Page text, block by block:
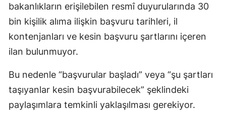
bakanlıkların erişilebilen resmî duyurularında 30
bin kişilik alıma ilişkin başvuru tarihleri, il
kontenjanları ve kesin başvuru şartlarını içeren
ilan bulunmuyor.
Bu nedenle “başvurular başladı” veya “şu şartları
taşıyanlar kesin başvurabilecek” şeklindeki
paylaşımlara temkinli yaklaşılması gerekiyor.